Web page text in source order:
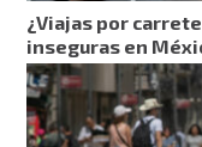
¿Viajas por
inseguras en